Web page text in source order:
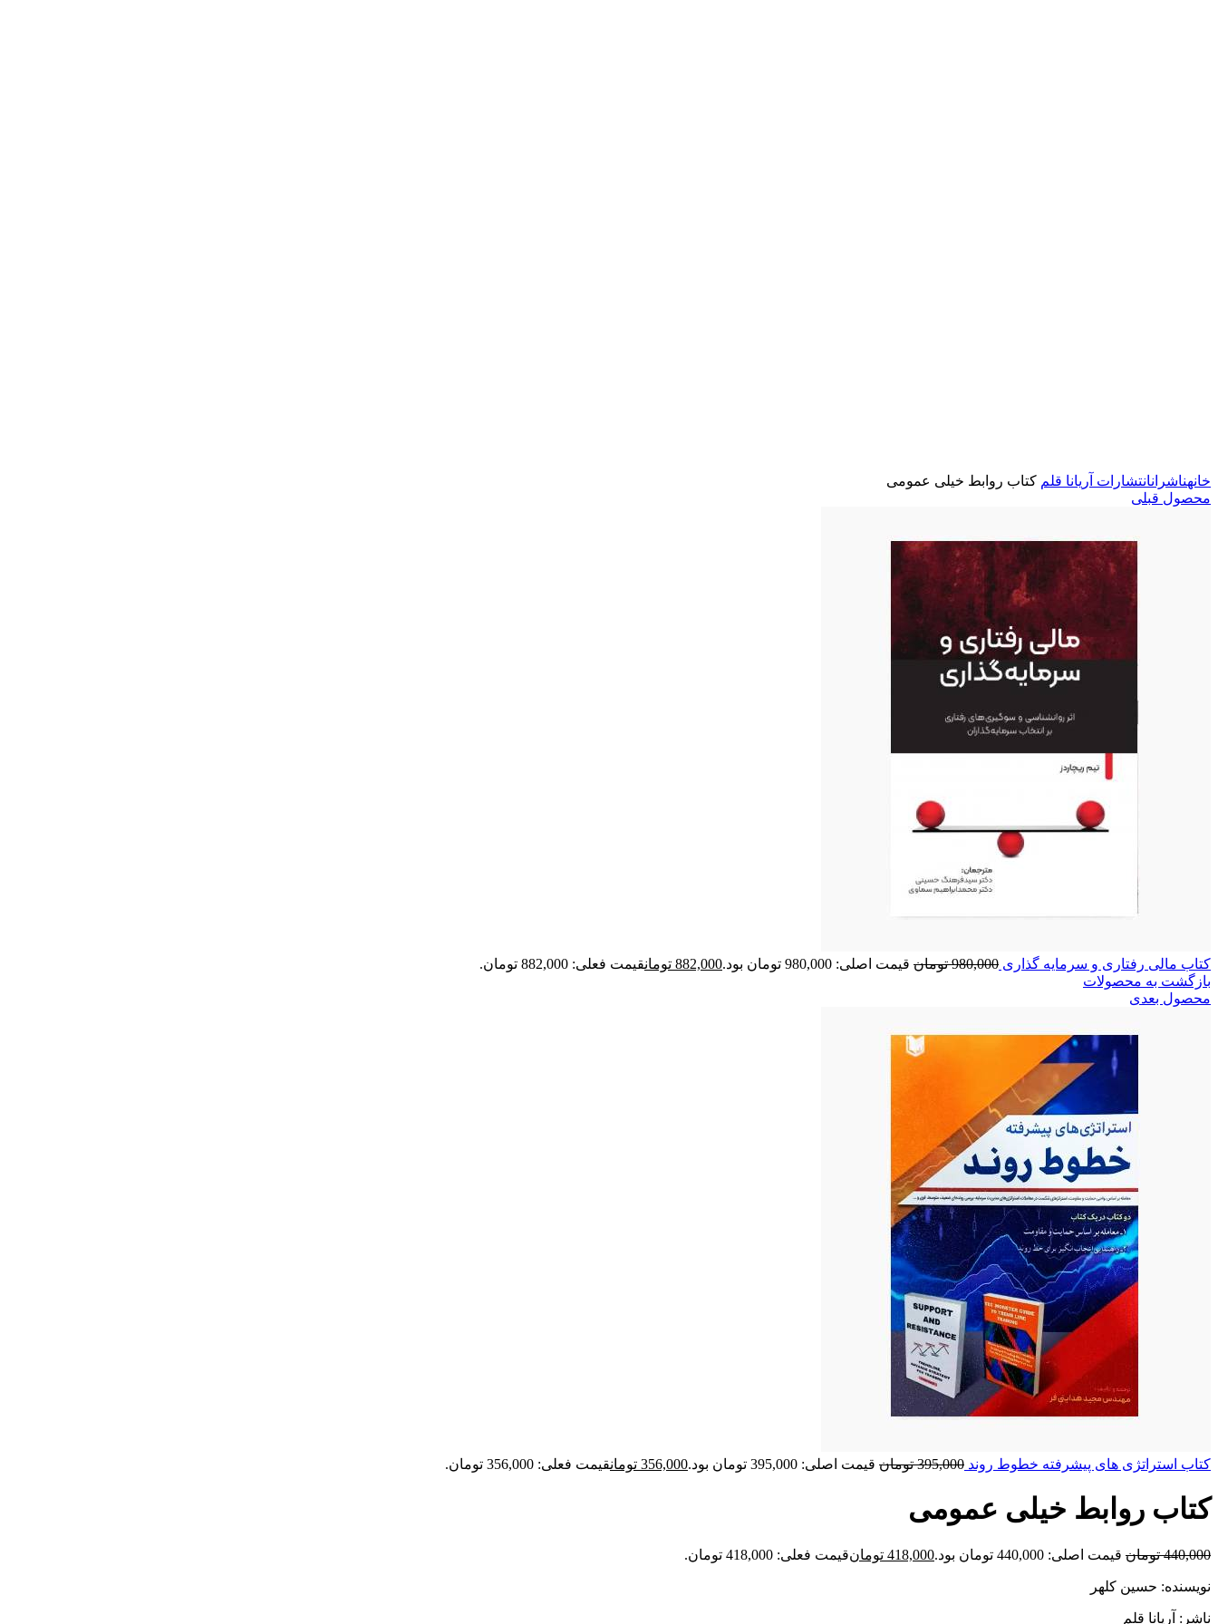
خانهناشرانانتشارات آریانا قلم کتاب روابط خیلی عمومی
محصول قبلی
کتاب مالی رفتاری و سرمایه گذاری 980,000 تومان قیمت اصلی: 980,000 تومان بود. 882,000 تومانقیمت فعلی: 882,000 تومان.
بازگشت به محصولات
محصول بعدی
کتاب استراتژی های پیشرفته خطوط روند 395,000 تومان قیمت اصلی: 395,000 تومان بود. 356,000 تومانقیمت فعلی: 356,000 تومان.
کتاب روابط خیلی عمومی
440,000 تومان قیمت اصلی: 440,000 تومان بود. 418,000 تومانقیمت فعلی: 418,000 تومان.
نویسنده: حسین کلهر
ناشر: آریانا قلم